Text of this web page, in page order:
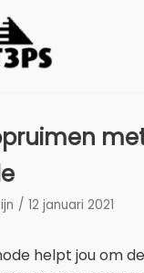
12 januari 2021
helpt jou om